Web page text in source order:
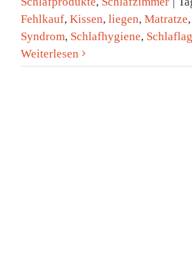
Fehlkauf, Kissen, liegen, Matratze,
Syndrom, Schlafhygiene,
Weiterlesen